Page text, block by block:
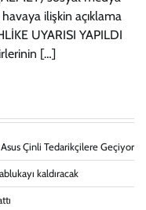
ilişkin açıklama
UYARISI YAPILDI
[…]
Çinli Tedarikçilere Geçiyor
kaldıracak